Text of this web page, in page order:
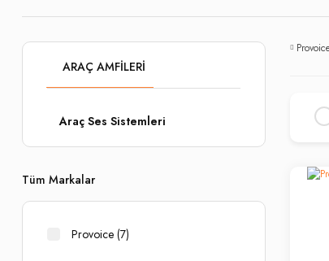
ARAÇ AMFILERI
Araç Ses Sistemleri
Tüm Markalar
Provoice (7)